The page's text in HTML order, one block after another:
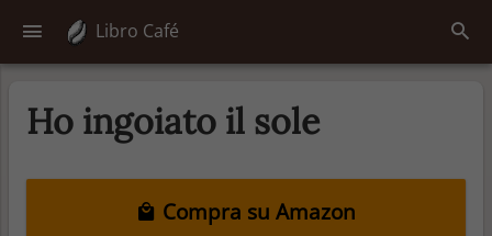
Libro Café
Ho ingoiato il sole
Compra su Amazon